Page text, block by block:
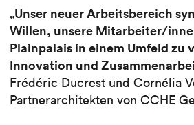
„Unser neuer Arbeitsbereich
Willen, unsere Mitarbeiter/
Plainpalais in einem Umfeld zu
Innovation und
Frédéric Ducrest und Cornélia
Partnerarchitekten von CCHE